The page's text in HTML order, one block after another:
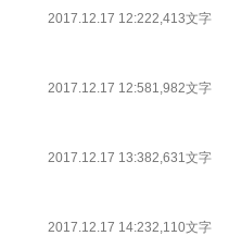
2017.12.17 12:222,413文字
2017.12.17 12:581,982文字
2017.12.17 13:382,631文字
2017.12.17 14:232,110文字